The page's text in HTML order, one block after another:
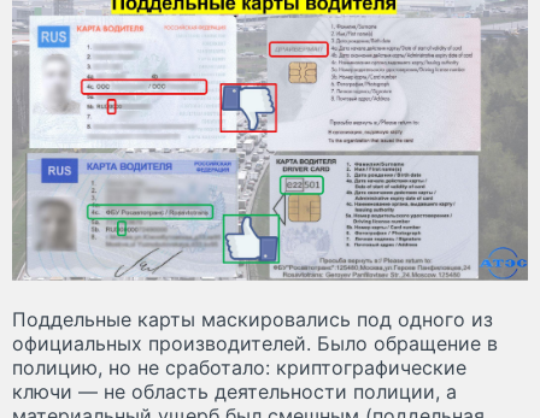
Поддельные карты маскировались под одного из
официальных производителей. Было обращение в
полицию, но не сработало: криптографические
ключи — не область деятельности полиции, а